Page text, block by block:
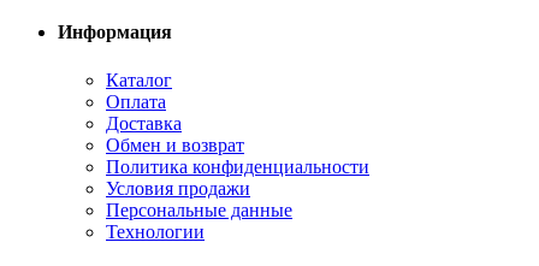
Информация
Каталог
Оплата
Доставка
Обмен и возврат
Политика конфиденциальности
Условия продажи
Персональные данные
Технологии